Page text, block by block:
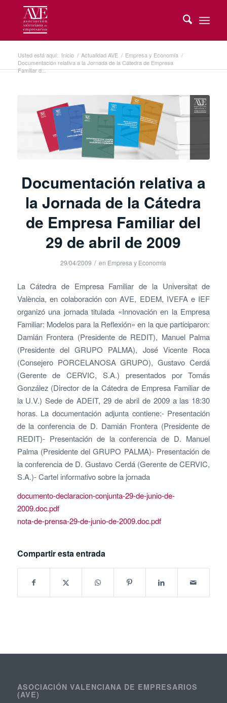
Usted está aquí: Inicio / Actualidad AVE / Empresa y Economía /
Documentación relativa a la Jornada de la Cátedra de Empresa
Familiar d...
Documentación relativa a
la Jornada de la Cátedra
de Empresa Familiar del
29 de abril de 2009
29/04/2009 / en Empresa y Economía
La Cátedra de Empresa Familiar de la Universitat de
València, en colaboración con AVE, EDEM, IVEFA e IEF
organizó una jornada titulada «Innovación en la Empresa
Familiar: Modelos para la Reflexión» en la que participaron:
Damián Frontera (Presidente de REDIT), Manuel Palma
(Presidente del GRUPO PALMA), José Vicente Roca
(Consejero PORCELANOSA GRUPO), Gustavo Cerdá
(Gerente de CERVIC, S.A.) presentados por Tomás
González (Director de la Cátedra de Empresa Familiar de
la U.V.) Sede de ADEIT, 29 de abril de 2009 a las 18:30
horas. La documentación adjunta contiene:- Presentación
de la conferencia de D. Damián Frontera (Presidente de
REDIT)- Presentación de la conferencia de D. Manuel
Palma (Presidente del GRUPO PALMA)- Presentación de
la conferencia de D. Gustavo Cerdá (Gerente de CERVIC,
S.A.)- Cartel informativo sobre la jornada
documento-declaracion-conjunta-29-de-junio-de-
2009.doc.pdf
nota-de-prensa-29-de-junio-de-2009.doc.pdf
Compartir esta entrada
ASOCIACIÓN VALENCIANA DE EMPRESARIOS
(AVE)